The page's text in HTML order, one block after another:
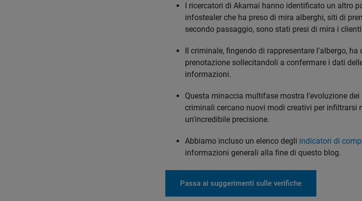
I ricercatori di Akamai hanno identificato un altro
infostealer che ha preso di mira alberghi, siti di
secondo passaggio, sono stati presi di mira i
Il criminale, fingendo di rappresentare l'albergo,
prenotazione sollecitandoli a confermare i dati
informazioni.
Questa minaccia multifase mostra l'evoluzione
criminali cercano nuovi modi creativi per infiltrarsi
un'incredibile precisione.
Abbiamo incluso un elenco degli indicatori di
informazioni generali alla fine di questo blog.
Passa ai suggerimenti sulle verifiche